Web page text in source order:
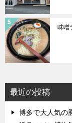
味噌
最近の投稿
博多で大人気の